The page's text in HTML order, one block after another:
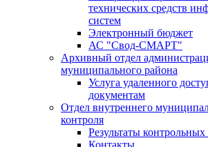
технических средств
систем
Электронный бюджет
АС "Свод-СМАРТ"
Архивный отдел
муниципального района
Услуга удаленного
документам
Отдел внутреннего
контроля
Результаты
Контакты